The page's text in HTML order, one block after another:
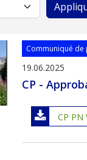
Communiqué de
19.06.2025
CP -
CP PN